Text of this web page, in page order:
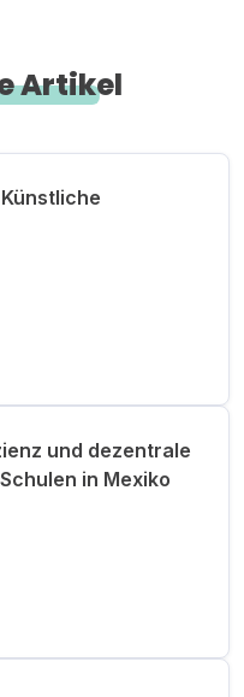
Artikel
und dezentrale
in Mexiko